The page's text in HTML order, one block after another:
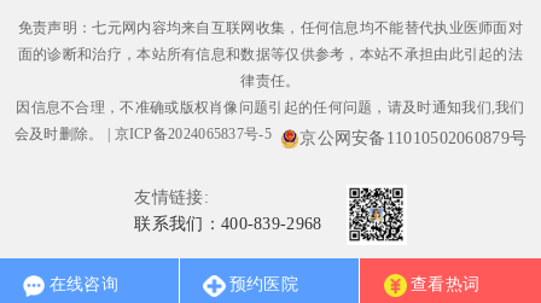
免责声明：七元网内容均来自互联网收集，任何信息均不能替代执业医师面对
面的诊断和治疗，本站所有信息和数据等仅供参考，本站不承担由此引起的法
律责任。
因信息不合理，不准确或版权肖像问题引起的任何问题，请及时通知我们,我们
会及时删除。
京ICP备2024065837号-5 京公网安备11010502060879号
友情链接:
联系我们：400-839-2968
在线咨询 预约医院 查看热词